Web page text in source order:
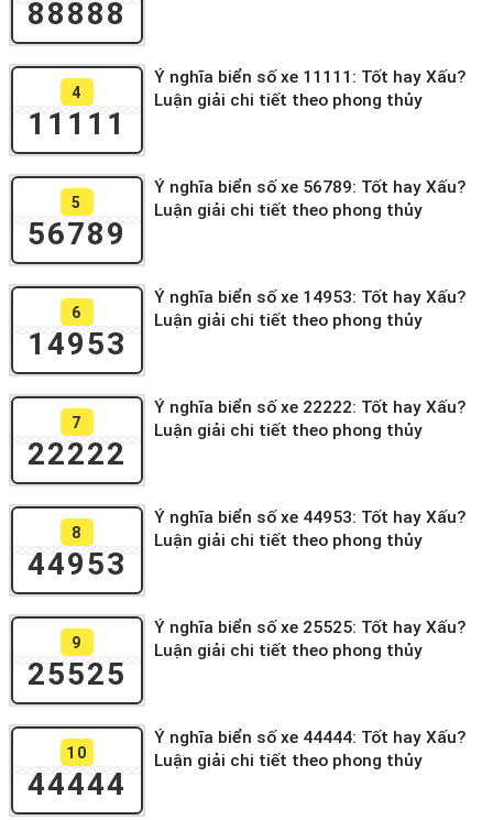
88888
4
11111
Ý nghĩa biển số xe 11111: Tốt hay Xấu?
Luận giải chi tiết theo phong thủy
5
56789
Ý nghĩa biển số xe 56789: Tốt hay Xấu?
Luận giải chi tiết theo phong thủy
6
14953
Ý nghĩa biển số xe 14953: Tốt hay Xấu?
Luận giải chi tiết theo phong thủy
7
22222
Ý nghĩa biển số xe 22222: Tốt hay Xấu?
Luận giải chi tiết theo phong thủy
8
44953
Ý nghĩa biển số xe 44953: Tốt hay Xấu?
Luận giải chi tiết theo phong thủy
9
25525
Ý nghĩa biển số xe 25525: Tốt hay Xấu?
Luận giải chi tiết theo phong thủy
10
44444
Ý nghĩa biển số xe 44444: Tốt hay Xấu?
Luận giải chi tiết theo phong thủy